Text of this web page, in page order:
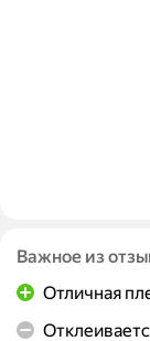
Важное из
Отличная